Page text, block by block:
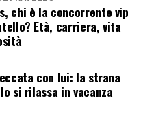
ma nella
crepe, accoglierle
il tempo
i pezzi.
presenza di
di evitare di
reazioni degli altri
invece su stimoli
o auditivo,
di musica a
chi è la concorrente vip
Età, carriera, vita
con lui: la strana
si rilassa in vacanza